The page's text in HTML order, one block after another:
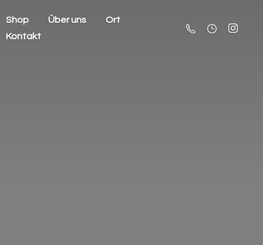
Shop Über uns
Ort
Kontakt